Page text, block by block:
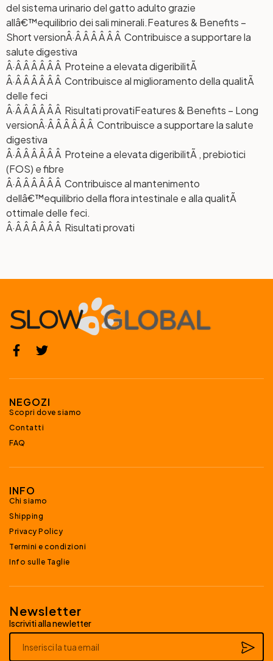
del sistema urinario del gatto adulto grazie
allâ€™equilibrio dei sali minerali.Features & Benefits –
Short versionÂ·Â Â Â Â Â Â Contribuisce a supportare la
salute digestiva
Â·Â Â Â Â Â Â Proteine a elevata digeribilitÃ
Â·Â Â Â Â Â Â Contribuisce al miglioramento della qualitÃ
delle feci
Â·Â Â Â Â Â Â Risultati provatiFeatures & Benefits – Long
versionÂ·Â Â Â Â Â Â Contribuisce a supportare la salute
digestiva
Â·Â Â Â Â Â Â Proteine a elevata digeribilitÃ , prebiotici
(FOS) e fibre
Â·Â Â Â Â Â Â Contribuisce al mantenimento
dellâ€™equilibrio della flora intestinale e alla qualitÃ
ottimale delle feci.
Â·Â Â Â Â Â Â Risultati provati
NEGOZI
Scopri dove siamo
Contatti
FAQ
INFO
Chi siamo
Shipping
Privacy Policy
Termini e condizioni
Info sulle Taglie
Newsletter
Iscriviti alla newletter